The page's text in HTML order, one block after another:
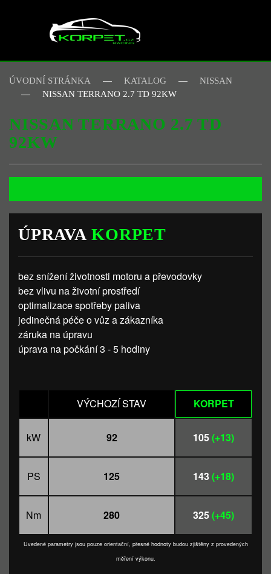
Skip to main content
ÚVODNÍ STRÁNKA KATALOG
NISSAN
NISSAN TERRANO 2.7 TD 92KW
NISSAN TERRANO 2.7 TD
92KW
ÚPRAVAKORPET
bez snížení životnosti motoru a převodovky
bez vlivu na životní prostředí
optimalizace spotřeby paliva
jedinečná péče o vůz a zákazníka
záruka na úpravu
úprava na počkání 3 - 5 hodiny
VÝCHOZÍ STAV KORPET
kW 92 105(+13)
PS 125 143(+18)
Nm 280 325(+45)
Uvedené parametry jsou pouze orientační, přesné hodnoty budou zjištěny z provedených
měření výkonu.